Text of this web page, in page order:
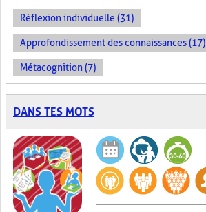
Réflexion individuelle (31)
Approfondissement des connaissances (17)
Métacognition (7)
DANS TES MOTS